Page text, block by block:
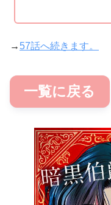
→ 57話へ続きます。
一覧に戻る